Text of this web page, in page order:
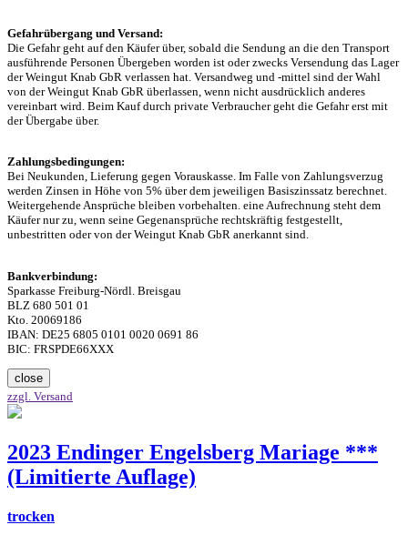
Gefahrübergang und Versand:
Die Gefahr geht auf den Käufer über, sobald die Sendung an die den Transport
ausführende Personen Übergeben worden ist oder zwecks Versendung das Lager
der Weingut Knab GbR verlassen hat. Versandweg und -mittel sind der Wahl
von der Weingut Knab GbR überlassen, wenn nicht ausdrücklich anderes
vereinbart wird. Beim Kauf durch private Verbraucher geht die Gefahr erst mit
der Übergabe über.
Zahlungsbedingungen:
Bei Neukunden, Lieferung gegen Vorauskasse. Im Falle von Zahlungsverzug
werden Zinsen in Höhe von 5% über dem jeweiligen Basiszinssatz berechnet.
Weitergehende Ansprüche bleiben vorbehalten. eine Aufrechnung steht dem
Käufer nur zu, wenn seine Gegenansprüche rechtskräftig festgestellt,
unbestritten oder von der Weingut Knab GbR anerkannt sind.
Bankverbindung:
Sparkasse Freiburg-Nördl. Breisgau
BLZ 680 501 01
Kto. 20069186
IBAN: DE25 6805 0101 0020 0691 86
BIC: FRSPDE66XXX
close
zzgl. Versand
2023 Endinger Engelsberg Mariage ***
(Limitierte Auflage)
trocken